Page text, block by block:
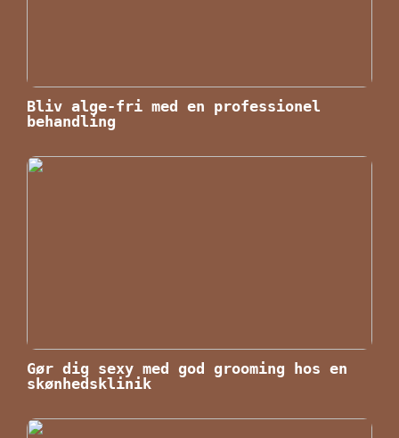
Bliv alge-fri med en professionel
behandling
Gør dig sexy med god grooming hos en
skønhedsklinik